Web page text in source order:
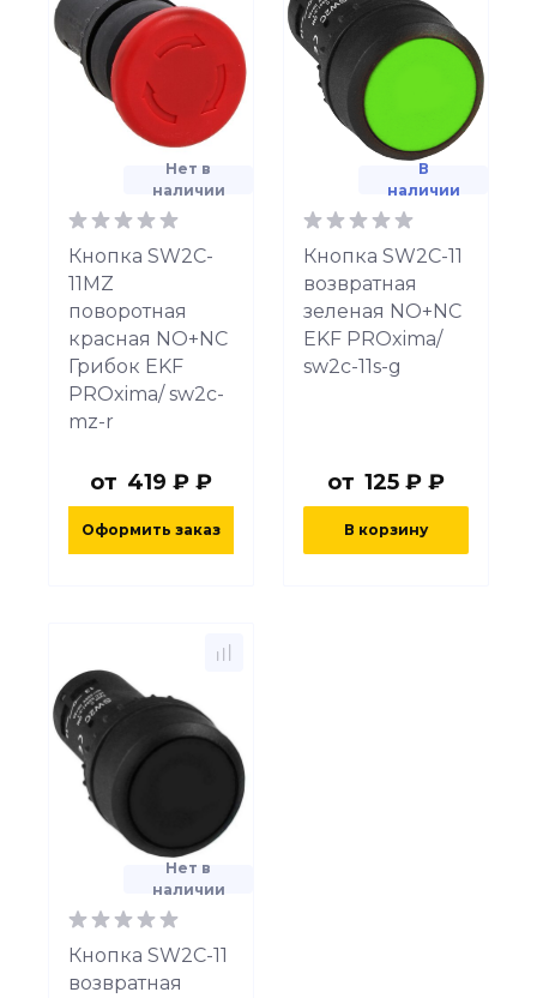
Нет в
наличии
Кнопка SW2C-
11MZ
поворотная
красная NO+NC
Грибок EKF
PROxima/ sw2c-
mz-r
от 419 ₽ ₽
Оформить заказ
В
наличии
Кнопка SW2C-11
возвратная
зеленая NO+NC
EKF PROxima/
sw2c-11s-g
от 125 ₽ ₽
В корзину
Нет в
наличии
Кнопка SW2C-11
возвратная